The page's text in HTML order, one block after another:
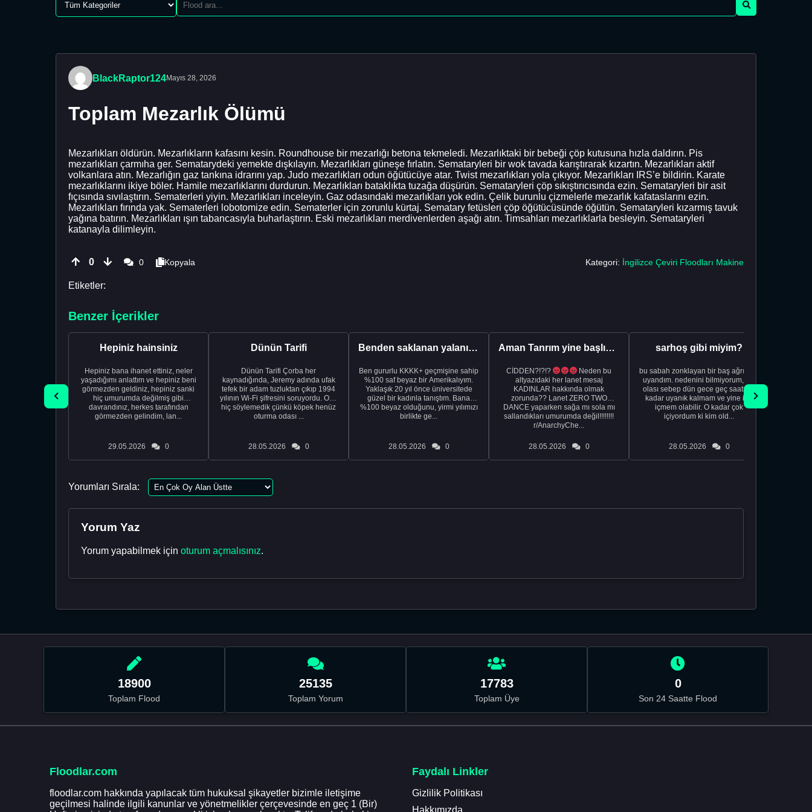
BlackRaptor124Mayıs 28, 2026
Toplam Mezarlık Ölümü
Mezarlıkları öldürün. Mezarlıkların kafasını kesin. Roundhouse bir mezarlığı betona tekmeledi. Mezarlıktaki bir bebeği çöp kutusuna hızla daldırın. Pis
mezarlıkları çarmıha ger. Sematarydeki yemekte dışkılayın. Mezarlıkları güneşe fırlatın. Semataryleri bir wok tavada karıştırarak kızartın. Mezarlıkları aktif
volkanlara atın. Mezarlığın gaz tankına idrarını yap. Judo mezarlıkları odun öğütücüye atar. Twist mezarlıkları yola çıkıyor. Mezarlıkları IRS’e bildirin. Karate
mezarlıklarını ikiye böler. Hamile mezarlıklarını durdurun. Mezarlıkları bataklıkta tuzağa düşürün. Semataryleri çöp sıkıştırıcısında ezin. Semataryleri bir asit
fıçısında sıvılaştırın. Sematerleri yiyin. Mezarlıkları inceleyin. Gaz odasındaki mezarlıkları yok edin. Çelik burunlu çizmelerle mezarlık kafataslarını ezin.
Mezarlıkları fırında yak. Sematerleri lobotomize edin. Sematerler için zorunlu kürtaj. Sematary fetüsleri çöp öğütücüsünde öğütün. Semataryleri kızarmış tavuk
yağına batırın. Mezarlıkları ışın tabancasıyla buharlaştırın. Eski mezarlıkları merdivenlerden aşağı atın. Timsahları mezarlıklarla besleyin. Semataryleri
katanayla dilimleyin.
0 0 Kopyala Kategori: İngilizce Çeviri Floodları Makine
Etiketler:
Benzer İçerikler
Hepiniz hainsiniz
Hepiniz bana ihanet ettiniz, neler
yaşadığımı anlattım ve hepiniz beni
görmezden geldiniz, hepiniz sanki
hiç umurumda değilmiş gibi
davrandınız, herkes tarafından
görmezden gelindim, lan...
29.05.2026 0
Dünün Tarifi
Dünün Tarifi Çorba her
kaynadığında, Jeremy adında ufak
tefek bir adam tuzluktan çıkıp 1994
yılının Wi-Fi şifresini soruyordu. Ona
hiç söylemedik çünkü köpek henüz
oturma odası ...
28.05.2026 0
Benden saklanan yalanı ortaya çıkardıktan sonra eşimden...
Ben gururlu KKKK+ geçmişine sahip
%100 saf beyaz bir Amerikalıyım.
Yaklaşık 20 yıl önce üniversitede
güzel bir kadınla tanıştım. Bana
%100 beyaz olduğunu, yirmi yılımızı
birlikte ge...
28.05.2026 0
Aman Tanrım yine başlıyoruz..
CİDDEN?!?!?
Neden bu
altyazıdaki her lanet mesaj
KADINLAR hakkında olmak
zorunda?? Lanet ZERO TWO
DANCE yaparken sağa mı sola mı
sallandıkları umurumda değil!!!!!!!!
r/AnarchyChe...
28.05.2026 0
sarhoş gibi miyim?
bu sabah zonklayan bir baş ağrısıyla
uyandım. nedenini bilmiyorum, tek
olası sebep dün gece geç saatlere
kadar uyanık kalmam ve yine içki
içmem olabilir. O kadar çok
içiyordum ki kim old...
28.05.2026 0
Yorumları Sırala:
Yorum Yaz
Yorum yapabilmek için oturum açmalısınız.
18900
Toplam Flood
25135
Toplam Yorum
17783
Toplam Üye
0
Son 24 Saatte Flood
Floodlar.com
floodlar.com hakkında yapılacak tüm hukuksal şikayetler bizimle iletişime
geçilmesi halinde ilgili kanunlar ve yönetmelikler çerçevesinde en geç 1 (Bir)
Faydalı Linkler
Gizlilik Politikası
Hakkımızda